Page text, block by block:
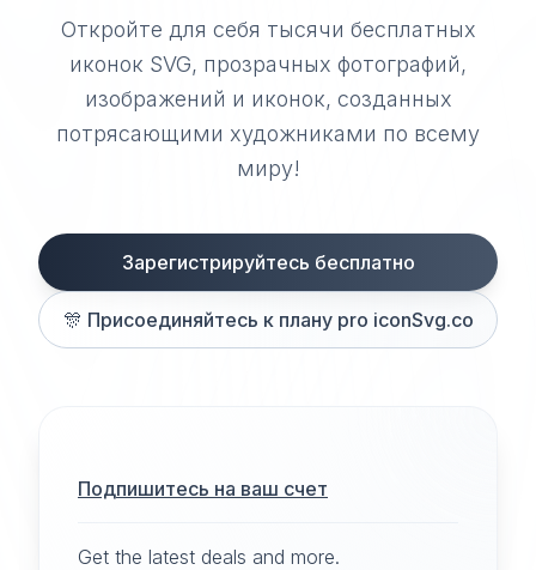
Откройте для себя тысячи бесплатных
иконок SVG, прозрачных фотографий,
изображений и иконок, созданных
потрясающими художниками по всему
миру!
Зарегистрируйтесь бесплатно
🎊 Присоединяйтесь к плану pro iconSvg.co
Подпишитесь на ваш счет
Get the latest deals and more.